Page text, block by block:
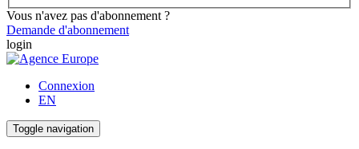
Vous n'avez pas d'abonnement ?
Demande d'abonnement
login
Connexion
EN
Toggle navigation